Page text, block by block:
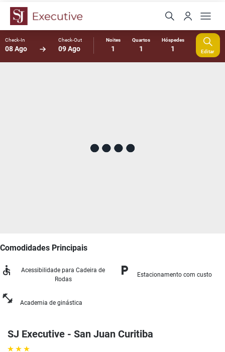
Check-In
08 Ago
Check-Out
09 Ago
Noites
1
Quartos
1
Hóspedes
1 Editar
SJ Executive - San Juan Curitiba
Comodidades Principais
Acessibilidade para Cadeira de
Rodas
Estacionamento com custo
Academia de ginástica